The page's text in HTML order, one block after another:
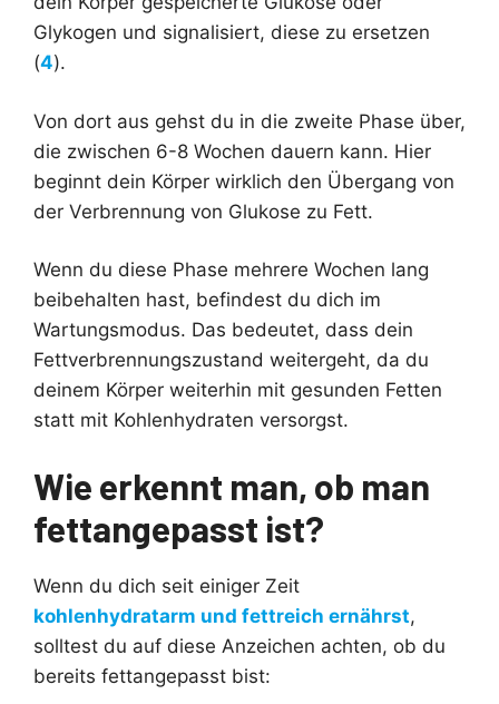
Glykogen und signalisiert, diese zu ersetzen
(4).
Von dort aus gehst du in die zweite Phase über,
die zwischen 6-8 Wochen dauern kann. Hier
beginnt dein Körper wirklich den Übergang von
der Verbrennung von Glukose zu Fett.
Wenn du diese Phase mehrere Wochen lang
beibehalten hast, befindest du dich im
Wartungsmodus. Das bedeutet, dass dein
Fettverbrennungszustand weitergeht, da du
deinem Körper weiterhin mit gesunden Fetten
statt mit Kohlenhydraten versorgst.
Wie erkennt man, ob man
fettangepasst ist?
Wenn du dich seit einiger Zeit
kohlenhydratarm und fettreich ernährst,
solltest du auf diese Anzeichen achten, ob du
bereits fettangepasst bist: